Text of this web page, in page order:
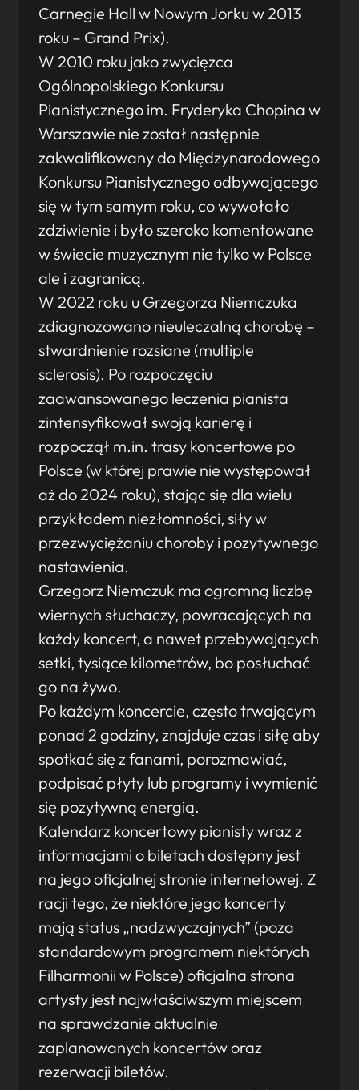
Carnegie Hall w Nowym Jorku w 2013
roku – Grand Prix).
W 2010 roku jako zwycięzca
Ogólnopolskiego Konkursu
Pianistycznego im. Fryderyka Chopina w
Warszawie nie został następnie
zakwalifikowany do Międzynarodowego
Konkursu Pianistycznego odbywającego
się w tym samym roku, co wywołało
zdziwienie i było szeroko komentowane
w świecie muzycznym nie tylko w Polsce
ale i zagranicą.
W 2022 roku u Grzegorza Niemczuka
zdiagnozowano nieuleczalną chorobę –
stwardnienie rozsiane (multiple
sclerosis). Po rozpoczęciu
zaawansowanego leczenia pianista
zintensyfikował swoją karierę i
rozpoczął m.in. trasy koncertowe po
Polsce (w której prawie nie występował
aż do 2024 roku), stając się dla wielu
przykładem niezłomności, siły w
przezwyciężaniu choroby i pozytywnego
nastawienia.
Grzegorz Niemczuk ma ogromną liczbę
wiernych słuchaczy, powracających na
każdy koncert, a nawet przebywających
setki, tysiące kilometrów, bo posłuchać
go na żywo.
Po każdym koncercie, często trwającym
ponad 2 godziny, znajduje czas i siłę aby
spotkać się z fanami, porozmawiać,
podpisać płyty lub programy i wymienić
się pozytywną energią.
Kalendarz koncertowy pianisty wraz z
informacjami o biletach dostępny jest
na jego oficjalnej stronie internetowej. Z
racji tego, że niektóre jego koncerty
mają status „nadzwyczajnych” (poza
standardowym programem niektórych
Filharmonii w Polsce) oficjalna strona
artysty jest najwłaściwszym miejscem
na sprawdzanie aktualnie
zaplanowanych koncertów oraz
rezerwacji biletów.